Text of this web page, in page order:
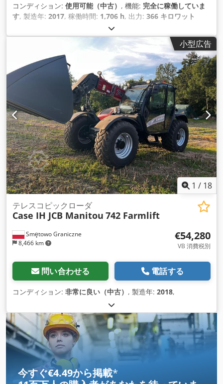
コンディション: 使用可能（中古） , 機能: 完全に稼働していま
す, 製造年: 2017, 稼働時間: 1,706 h, 出力: 366 キロワット
ディーゼル
回登録:07/2017, 次回検査（TÜV）:07/2026, 後輪タイヤサイ
, 機械／車両番号: YHG233775 , 装備: エアコン,
キャビン, トレーラー連結装置, レイプカッター, 照明,
小型広告
1 / 18
Smętowo Graniczne
8,466 km
テレスコピックローダ
Case IH JCB Manitou 742 Farmlift
€54,280
VB 消費税別
問い合わせる 電話する
コンディション: 非常に良い（中古） , 製造年: 2018,
今すぐ€4.49から掲載*